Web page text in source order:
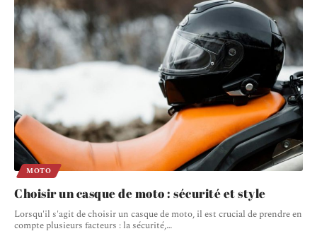
MOTO
Choisir un casque de moto : sécurité et style
Lorsqu'il s'agit de choisir un casque de moto, il est crucial de prendre en
compte plusieurs facteurs : la sécurité,…